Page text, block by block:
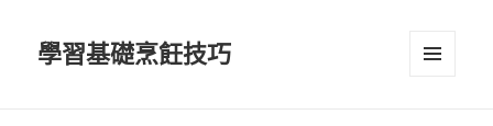
學習基礎烹飪技巧